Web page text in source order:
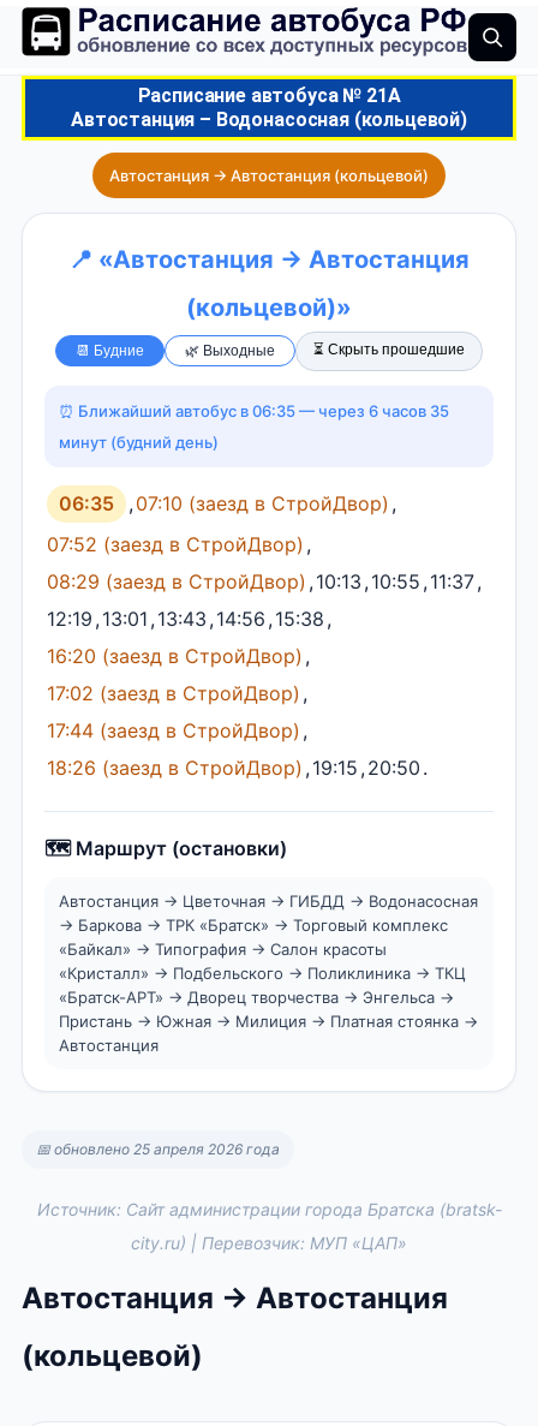
Расписание автобуса № 21А
Автостанция – Водонасосная (кольцевой)
Автостанция → Автостанция (кольцевой)
📍 «Автостанция → Автостанция
(кольцевой)»
📆 Будние 🌿 Выходные ⏳ Скрыть прошедшие
⏰ Ближайший автобус в 06:35 — через 6 часов 35
минут (будний день)
06:35 ,07:10 (заезд в СтройДвор) ,
07:52 (заезд в СтройДвор) ,
08:29 (заезд в СтройДвор) ,10:13 ,10:55 ,11:37,
12:19 ,13:01 ,13:43 ,14:56 ,15:38 ,
16:20 (заезд в СтройДвор) ,
17:02 (заезд в СтройДвор) ,
17:44 (заезд в СтройДвор) ,
18:26 (заезд в СтройДвор) ,19:15 ,20:50 .
🗺️ Маршрут (остановки)
Автостанция → Цветочная → ГИБДД → Водонасосная
→ Баркова → ТРК «Братск» → Торговый комплекс
«Байкал» → Типография → Салон красоты
«Кристалл» → Подбельского → Поликлиника → ТКЦ
«Братск-АРТ» → Дворец творчества → Энгельса →
Пристань → Южная → Милиция → Платная стоянка →
Автостанция
📅 обновлено 25 апреля 2026 года
Источник: Сайт администрации города Братска (bratsk-
city.ru) | Перевозчик: МУП «ЦАП»
Автостанция → Автостанция
(кольцевой)